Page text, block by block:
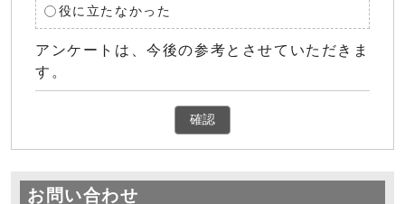
役に立たなかった
アンケートは、今後の参考とさせていただきま
す。
確認
お問い合わせ